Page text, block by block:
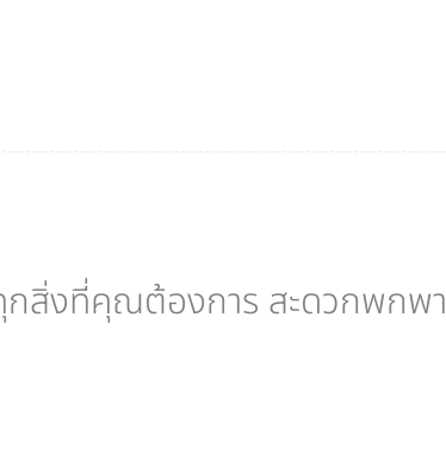
กสิ่งที่คุณต้องการ สะดวกพกพา